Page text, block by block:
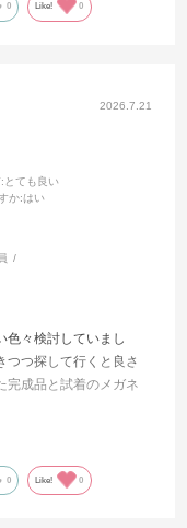
0 Like! 0
2026.7.21
:とても良い
か:はい
色々検討していまし
つつ探して行くと良さ
完成品と試着のメガネ
も選択肢の一つであり
0 Like! 0